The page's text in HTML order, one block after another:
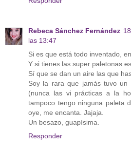
Rebeca Sánchez Fernández
las 13:47
Si es que está todo inventado,
Y si tienes las super paletonas
Sí que se dan un aire las que
Soy la rara que jamás tuvo un
(nunca las vi prácticas a la
tampoco tengo ninguna paleta
oye, me encanta. Jajaja.
Un besazo, guapísima.
Responder